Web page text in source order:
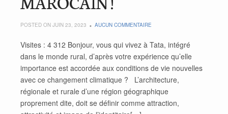
POSTED ON JUIN 23, 2023 AUCUN COMMENTAIRE
Visites : 4 312 Bonjour, vous qui vivez à Tata, intégré
dans le monde rural, d’après votre expérience qu’elle
importance est accordée aux conditions de vie nouvelles
avec ce changement climatique ? L’architecture,
régionale et rurale d’une région géographique
proprement dite, doit se définir comme attraction,